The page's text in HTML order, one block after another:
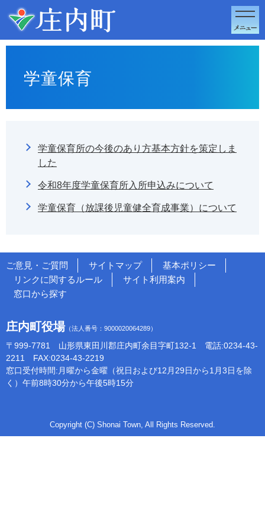
このページの本文へ移動
学童保育
学童保育所の今後のあり方基本方針を策定しま
した
令和8年度学童保育所入所申込みについて
学童保育（放課後児童健全育成事業）について
ご意見・ご質問 サイトマップ
基本ポリシー
リンクに関するルール
サイト利用案内
窓口から探す
庄内町役場（法人番号：9000020064289）
〒999-7781 山形県東田川郡庄内町余目字町132-1 電話:0234-43-
2211 FAX:0234-43-2219
窓口受付時間:月曜から金曜（祝日および12月29日から1月3日を除
く）午前8時30分から午後5時15分
Copyright (C) Shonai Town, All Rights Reserved.